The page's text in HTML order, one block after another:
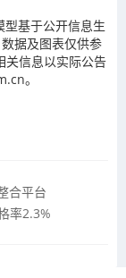
型基于公开信息生
据及图表仅供参
关信息以实际公告
。
合平台
率2.3%